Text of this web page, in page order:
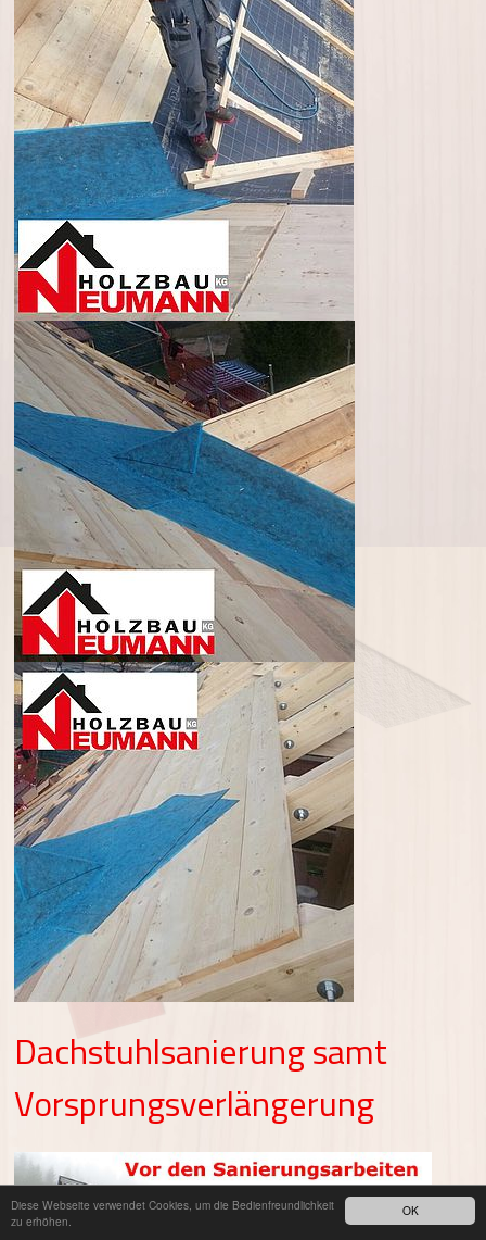
OK
Diese Webseite verwendet Cookies, um die Bedienfreundlichkeit
zu erhöhen.
Dachstuhlsanierung samt
Vorsprungsverlängerung